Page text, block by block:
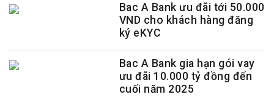
Bac A Bank ưu đãi tới 50.000
VND cho khách hàng đăng
ký eKYC
Bac A Bank gia hạn gói vay
ưu đãi 10.000 tỷ đồng đến
cuối năm 2025